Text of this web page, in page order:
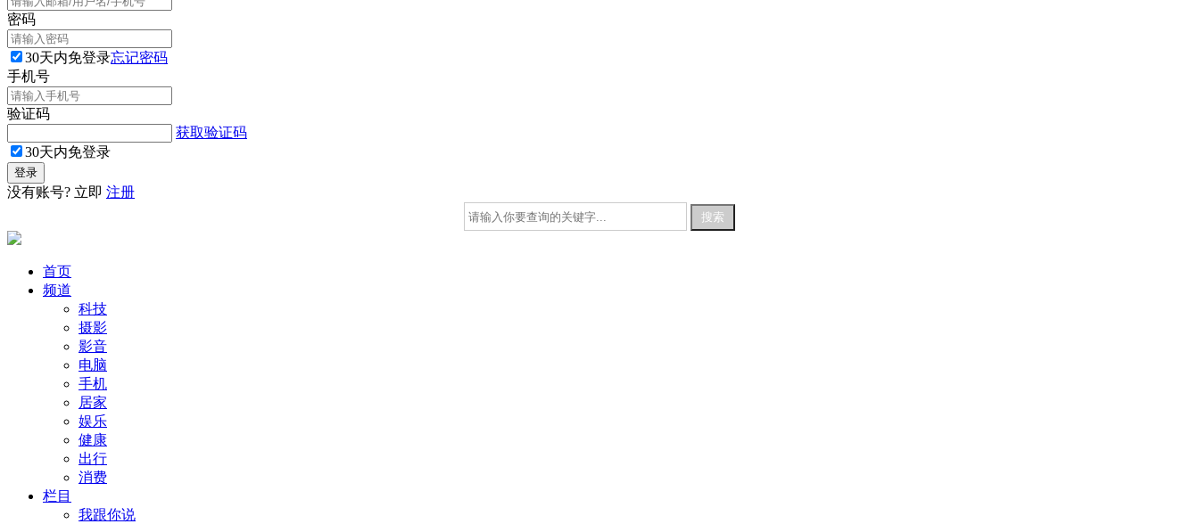
密码
30天内免登录忘记密码
手机号
验证码
获取验证码
30天内免登录
没有账号? 立即 注册
首页
频道
科技
摄影
影音
电脑
手机
居家
娱乐
健康
出行
消费
栏目
我跟你说